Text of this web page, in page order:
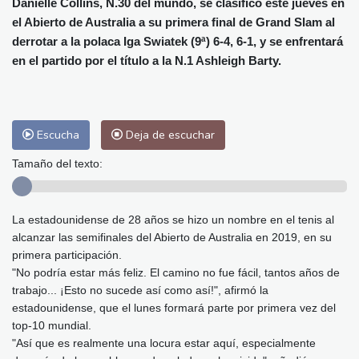
Málaga
28 °C Murcia
31 °C
Las Palmas de Gran Canaria
24 °C
Ibiza
29 °C Buenos Aires
13 °C
Panama City
33 °C
el Abierto de Australia a su primera final de Grand Slam al
derrotar a la polaca Iga Swiatek (9ª) 6-4, 6-1, y se enfrentará
en el partido por el título a la N.1 Ashleigh Barty.
Escucha Deja de escuchar
Tamaño del texto:
La estadounidense de 28 años se hizo un nombre en el tenis al
alcanzar las semifinales del Abierto de Australia en 2019, en su
primera participación.
"No podría estar más feliz. El camino no fue fácil, tantos años de
trabajo... ¡Esto no sucede así como así!", afirmó la
estadounidense, que el lunes formará parte por primera vez del
top-10 mundial.
"Así que es realmente una locura estar aquí, especialmente